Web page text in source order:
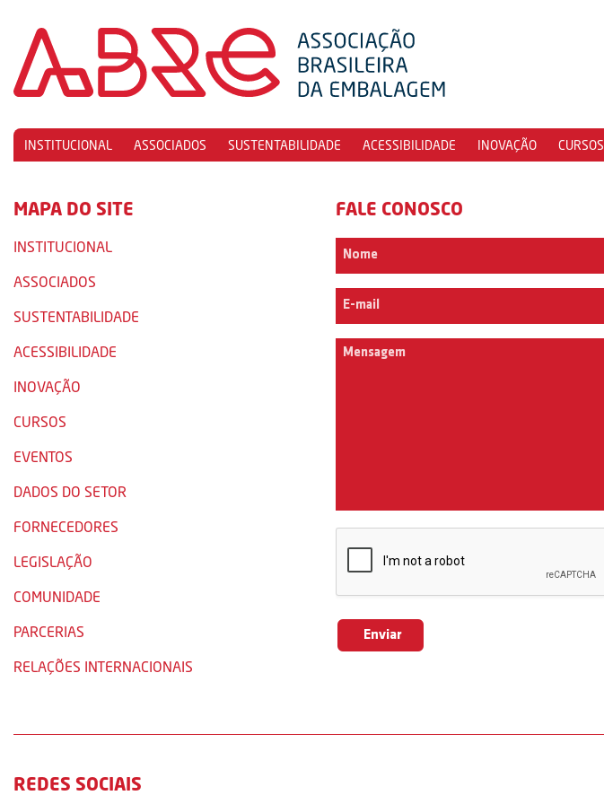
INSTITUCIONAL ASSOCIADOS SUSTENTABILIDADE ACESSIBILIDADE INOVAÇÃO CURSOS
MAPA DO SITE
INSTITUCIONAL
ASSOCIADOS
SUSTENTABILIDADE
ACESSIBILIDADE
INOVAÇÃO
CURSOS
EVENTOS
DADOS DO SETOR
FORNECEDORES
LEGISLAÇÃO
COMUNIDADE
PARCERIAS
RELAÇÕES INTERNACIONAIS
FALE CONOSCO
REDES SOCIAIS